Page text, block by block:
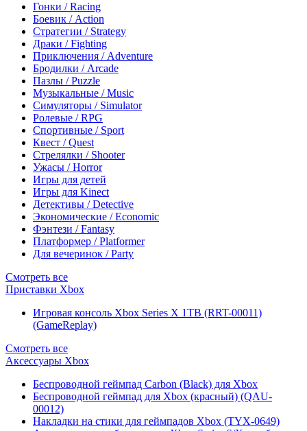
Гонки / Racing
Боевик / Action
Стратегии / Strategy
Драки / Fighting
Приключения / Adventure
Бродилки / Arcade
Пазлы / Puzzle
Музыкальные / Music
Симуляторы / Simulator
Ролевые / RPG
Спортивные / Sport
Квест / Quest
Стрелялки / Shooter
Ужасы / Horror
Игры для детей
Игры для Kinect
Детективы / Detective
Экономические / Economic
Фэнтези / Fantasy
Платформер / Platformer
Для вечеринок / Party
Смотреть все
Приставки Xbox
Игровая консоль Xbox Series X 1TB (RRT-00011)
(GameReplay)
Смотреть все
Аксессуары Xbox
Беспроводной геймпад Carbon (Black) для Xbox
Беспроводной геймпад для Xbox (красный) (QAU-
00012)
Накладки на стики для геймпадов Xbox (TYX-0649)